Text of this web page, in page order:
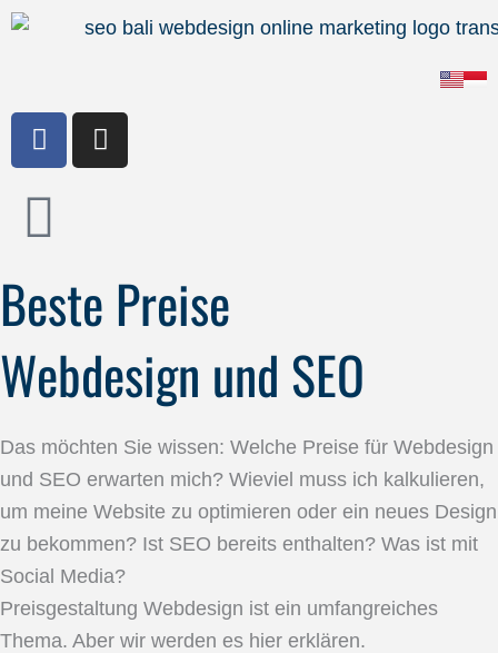
Zum
F
a
e
b
o
k
I
n
r
a
m
Beste Preise
Webdesign und SEO
Das möchten Sie wissen: Welche Preise für Webdesign
und SEO erwarten mich? Wieviel muss ich kalkulieren,
um meine Website zu optimieren oder ein neues Design
zu bekommen? Ist SEO bereits enthalten? Was ist mit
Social Media?
Preisgestaltung Webdesign ist ein umfangreiches
Thema. Aber wir werden es hier erklären.